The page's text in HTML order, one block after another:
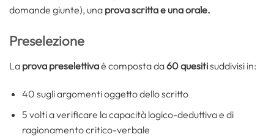
domande giunte), una prova scritta e una orale.
Preselezione
La prova preselettivaè composta da60 quesitisuddivisi in:
40 sugli argomenti oggetto dello scritto
5 volti a verificare la capacità logico-deduttiva e di
ragionamento critico-verbale